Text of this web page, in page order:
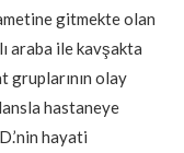
gitmekte olan
araba ile kavşakta
gruplarının olay
hastaneye
hayati